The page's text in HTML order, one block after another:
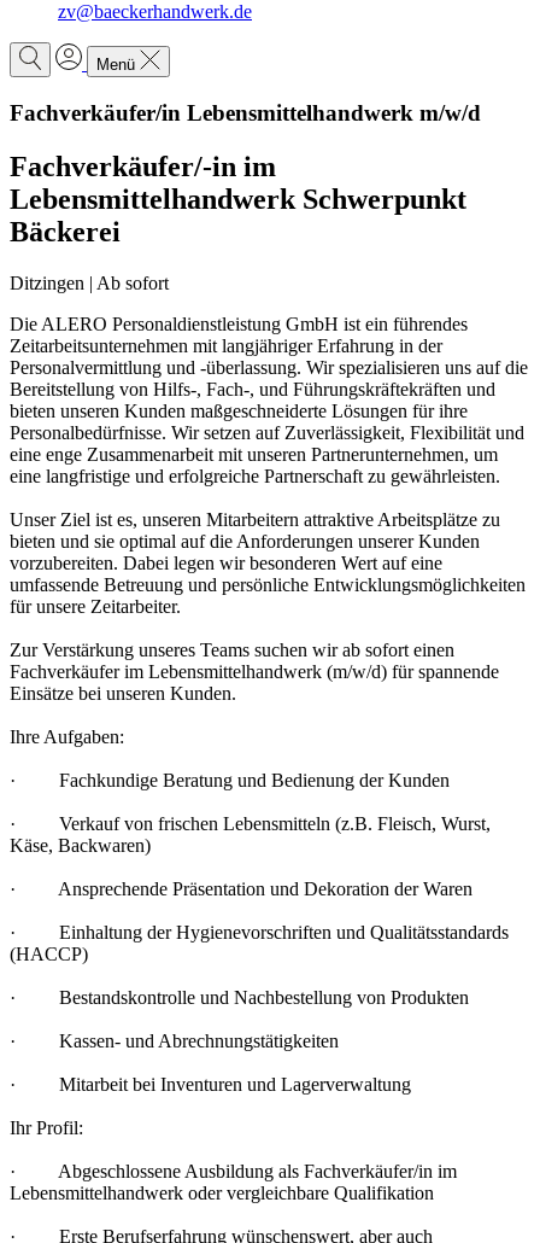
zv@baeckerhandwerk.de
Menü
Fachverkäufer/in Lebensmittelhandwerk m/w/d
Fachverkäufer/-in im
Lebensmittelhandwerk Schwerpunkt
Bäckerei
Ditzingen | Ab sofort
Die ALERO Personaldienstleistung GmbH ist ein führendes
Zeitarbeitsunternehmen mit langjähriger Erfahrung in der
Personalvermittlung und -überlassung. Wir spezialisieren uns auf die
Bereitstellung von Hilfs-, Fach-, und Führungskräftekräften und
bieten unseren Kunden maßgeschneiderte Lösungen für ihre
Personalbedürfnisse. Wir setzen auf Zuverlässigkeit, Flexibilität und
eine enge Zusammenarbeit mit unseren Partnerunternehmen, um
eine langfristige und erfolgreiche Partnerschaft zu gewährleisten.
Unser Ziel ist es, unseren Mitarbeitern attraktive Arbeitsplätze zu
bieten und sie optimal auf die Anforderungen unserer Kunden
vorzubereiten. Dabei legen wir besonderen Wert auf eine
umfassende Betreuung und persönliche Entwicklungsmöglichkeiten
für unsere Zeitarbeiter.
Zur Verstärkung unseres Teams suchen wir ab sofort einen
Fachverkäufer im Lebensmittelhandwerk (m/w/d) für spannende
Einsätze bei unseren Kunden.
Ihre Aufgaben:
· Fachkundige Beratung und Bedienung der Kunden
· Verkauf von frischen Lebensmitteln (z.B. Fleisch, Wurst,
Käse, Backwaren)
· Ansprechende Präsentation und Dekoration der Waren
· Einhaltung der Hygienevorschriften und Qualitätsstandards
(HACCP)
· Bestandskontrolle und Nachbestellung von Produkten
· Kassen- und Abrechnungstätigkeiten
· Mitarbeit bei Inventuren und Lagerverwaltung
Ihr Profil:
· Abgeschlossene Ausbildung als Fachverkäufer/in im
Lebensmittelhandwerk oder vergleichbare Qualifikation
· Erste Berufserfahrung wünschenswert, aber auch